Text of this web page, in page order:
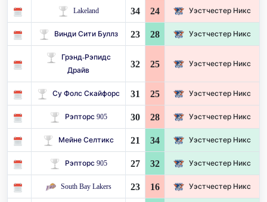
Lakeland 34 24 Уэстчестер Никс
Винди Сити Буллз 23 28 Уэстчестер Никс
Грэнд-Рэпидс
Драйв
32 25 Уэстчестер Никс
Су Фолс Скайфорс 31 25 Уэстчестер Никс
Рэпторс 905 30 28 Уэстчестер Никс
Мейне Селтикс 21 34 Уэстчестер Никс
Рэпторс 905 27 32 Уэстчестер Никс
South Bay Lakers 23 16 Уэстчестер Никс